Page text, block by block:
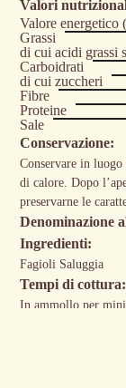
Valori
Valore energetico
Grassi
di cui acidi grassi
Carboidrati
di cui zuccheri
Fibre
Proteine
Sale
Conservazione:
Conservare in
di calore. Dopo
preservarne le
Denominazione
Ingredienti:
Fagioli Saluggia
Tempi di cottura:
In ammollo per